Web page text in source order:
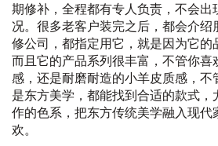
期修补，全程都有专人负责，不会出
况。很多老客户装完之后，都会介绍
修公司，都指定用它，就是因为它的
而且它的产品系列很丰富，不管你喜
感，还是耐磨耐造的小羊皮质感，不
是东方美学，都能找到合适的款式，
作的色系，把东方传统美学融入现代
欢。